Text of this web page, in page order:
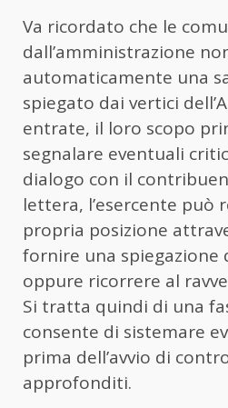
Va ricordato che le
dall’amministrazione
automaticamente una
spiegato dai vertici
entrate, il loro scopo
segnalare eventuali
dialogo con il
lettera, l’esercente può
propria posizione
fornire una spiegazione
oppure ricorrere al
Si tratta quindi di una
consente di sistemare
prima dell’avvio di
approfonditi.